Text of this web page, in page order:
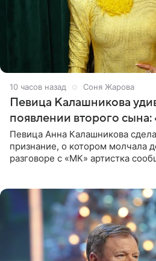
10 часов назад Соня Жарова
Певица Калашникова
появлении второго сына:
Певица Анна Калашникова
признание, о котором молчала
разговоре с «МК» артистка